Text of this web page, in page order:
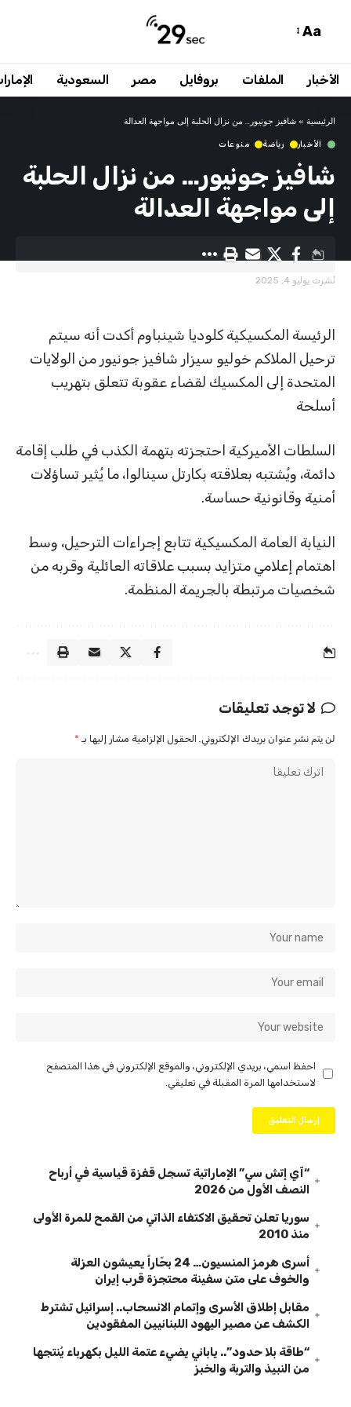
Aa
الأخبار الملفات بروفايل مصر السعودية
الرئيسية » شافيز جونيور… من نزال الحلبة إلى مواجهة العدالة
الأخبار رياضة منوعات
شافيز جونيور… من نزال الحلبة
إلى مواجهة العدالة
نُشرت يوليو 4, 2025
الرئيسة المكسيكية كلوديا شينباوم أكدت أنه سيتم
ترحيل الملاكم خوليو سيزار شافيز جونيور من الولايات
المتحدة إلى المكسيك لقضاء عقوبة تتعلق بتهريب
أسلحة
السلطات الأميركية احتجزته بتهمة الكذب في طلب إقامة
دائمة، ويُشتبه بعلاقته بكارتل سينالوا، ما يُثير تساؤلات
أمنية وقانونية حساسة.
النيابة العامة المكسيكية تتابع إجراءات الترحيل، وسط
اهتمام إعلامي متزايد بسبب علاقاته العائلية وقربه من
شخصيات مرتبطة بالجريمة المنظمة.
لا توجد تعليقات
لن يتم نشر عنوان بريدك الإلكتروني. الحقول الإلزامية مشار إليها بـ *
احفظ اسمي، بريدي الإلكتروني، والموقع الإلكتروني في هذا المتصفح
لاستخدامها المرة المقبلة في تعليقي.
“آي إتش سي” الإماراتية تسجل قفزة قياسية في أرباح
النصف الأول من 2026
سوريا تعلن تحقيق الاكتفاء الذاتي من القمح للمرة الأولى
منذ 2010
أسرى هرمز المنسيون… 24 بحّاراً يعيشون العزلة
والخوف على متن سفينة محتجزة قرب إيران
مقابل إطلاق الأسرى وإتمام الانسحاب.. إسرائيل تشترط
الكشف عن مصير اليهود اللبنانيين المفقودين
“طاقة بلا حدود”.. ياباني يضيء عتمة الليل بكهرباء يُنتجها
من النبيذ والتربة والخبز